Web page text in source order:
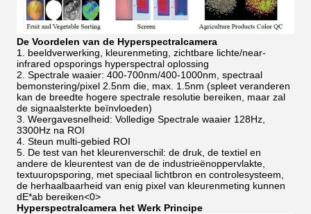
De Voordelen van de Hyperspectralcamera
1. beeldverwerking, kleurenmeting, zichtbare lichte/near-
infrared opsporings hyperspectral oplossing
2. Spectrale waaier: 400-700nm/400-1000nm, spectraal
bemonstering/pixel 2.5nm die, max. 1.5nm (spleet veranderen
kan de breedte hogere spectrale resolutie bereiken, maar zal
de signaalsterkte beïnvloeden)
3. Weergavesnelheid: Volledige Spectrale waaier 128Hz,
3300Hz na ROI
4. Steun multi-gebied ROI
5. De test van het kleurenverschil: de druk, de textiel en
andere de kleurentest van de de industrieënoppervlakte,
textuuropsporing, met speciaal lichtbron en controlesysteem,
de herhaalbaarheid van enig pixel van kleurenmeting kunnen
dE*ab bereiken<0>
Hyperspectralcamera het Werk Principe